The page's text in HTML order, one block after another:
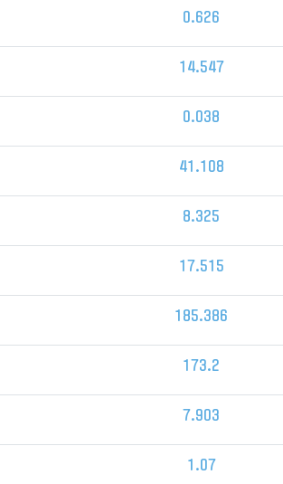
0.626
14.547
0.038
41.108
8.325
17.515
185.386
173.2
7.903
1.07